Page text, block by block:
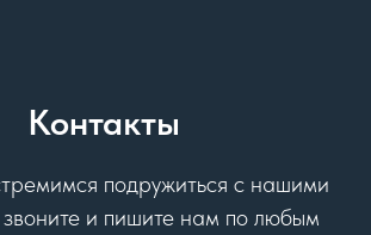
Контакты
подружиться с нашими
и пишите нам по любым